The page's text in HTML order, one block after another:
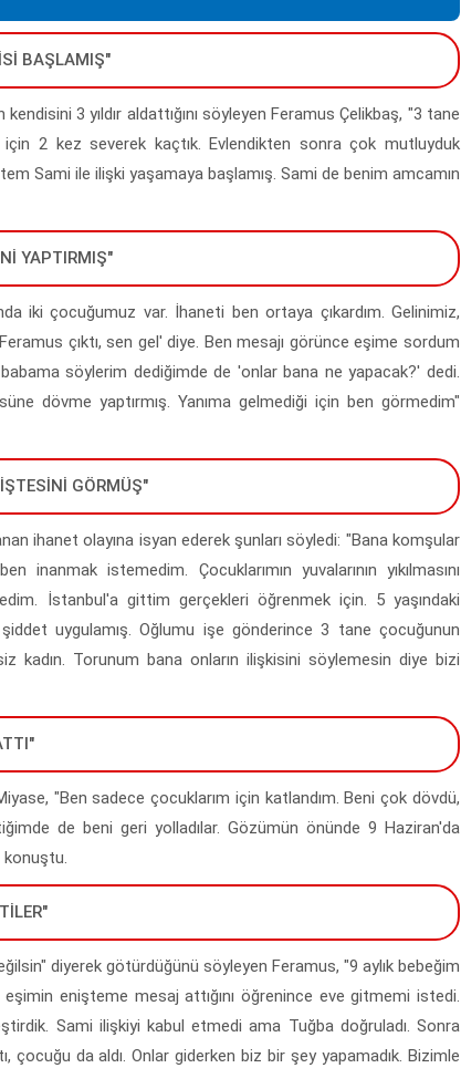
BAŞLAMIŞ"
3 yıldır aldattığını söyleyen Feramus Çelikbaş, "3 tane
2 kez severek kaçtık. Evlendikten sonra çok mutluyduk
Sami ile ilişki yaşamaya başlamış. Sami de benim amcamın
YAPTIRMIŞ"
iki çocuğumuz var. İhaneti ben ortaya çıkardım. Gelinimiz,
çıktı, sen gel' diye. Ben mesajı görünce eşime sordum
söylerim dediğimde de 'onlar bana ne yapacak?' dedi.
dövme yaptırmış. Yanıma gelmediği için ben görmedim"
GÖRMÜŞ"
ihanet olayına isyan ederek şunları söyledi: "Bana komşular
istemedim. Çocuklarımın yuvalarının yıkılmasını
İstanbul'a gittim gerçekleri öğrenmek için. 5 yaşındaki
uygulamış. Oğlumu işe gönderince 3 tane çocuğunun
kadın. Torunum bana onların ilişkisini söylemesin diye bizi
"Ben sadece çocuklarım için katlandım. Beni çok dövdü,
de beni geri yolladılar. Gözümün önünde 9 Haziran'da
konuştu.
diyerek götürdüğünü söyleyen Feramus, "9 aylık bebeğim
enişteme mesaj attığını öğrenince eve gitmemi istedi.
Sami ilişkiyi kabul etmedi ama Tuğba doğruladı. Sonra
çocuğu da aldı. Onlar giderken biz bir şey yapamadık. Bizimle